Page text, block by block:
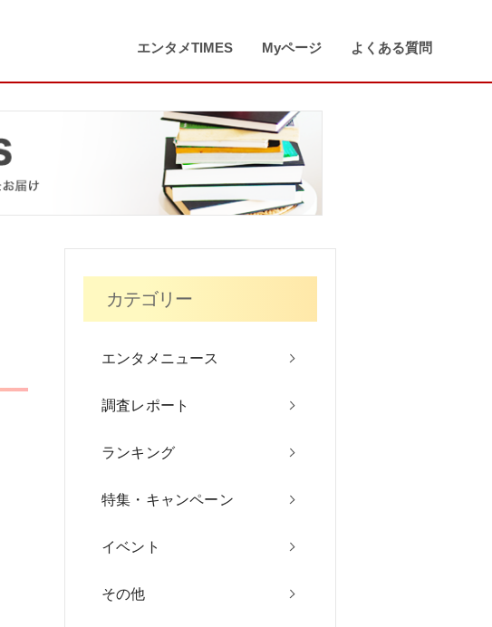
エンタメTIMES Myページ よくある質問
カテゴリー
エンタメニュース
調査レポート
ランキング
特集・キャンペーン
イベント
その他